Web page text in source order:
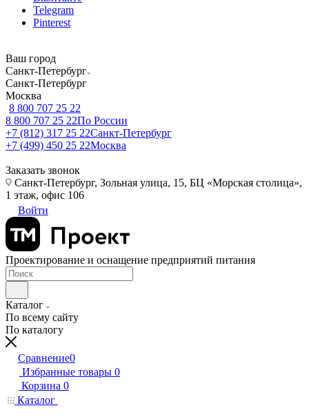
Telegram
Pinterest
Ваш город
Санкт-Петербург
Санкт-Петербург
Москва
8 800 707 25 22
8 800 707 25 22По России
+7 (812) 317 25 22Санкт-Петербург
+7 (499) 450 25 22Москва
Заказать звонок
Санкт-Петербург, Зольная улица, 15, БЦ «Морская столица»,
1 этаж, офис 106
Войти
Проектирование и оснащение предприятий питания
Каталог
По всему сайту
По каталогу
Сравнение0
Избранные товары 0
Корзина 0
Каталог